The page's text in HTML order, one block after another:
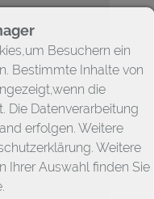
Besuchern ein
Bestimmte Inhalte von
die
Die Datenverarbeitung
erfolgen. Weitere
Weitere
Ihrer Auswahl finden Sie
.